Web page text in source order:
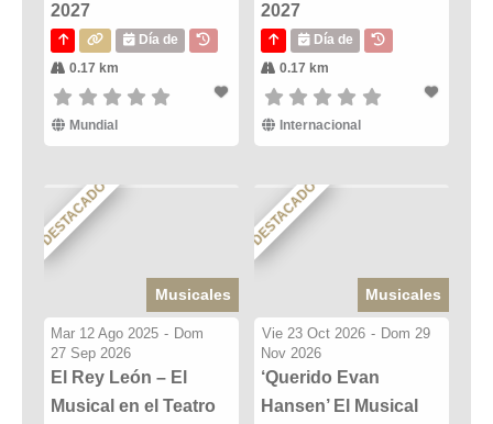
2027
Día de
0.17 km
Mundial
2027
Día de
0.17 km
Internacional
DESTACADO
Musicales
Mar 12 Ago 2025 - Dom
27 Sep 2026
El Rey León – El
Musical en el Teatro
DESTACADO
Musicales
Vie 23 Oct 2026 - Dom 29
Nov 2026
‘Querido Evan
Hansen’ El Musical